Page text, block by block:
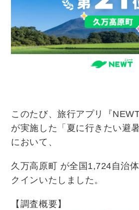
このたび、旅行アプリ『
が実施した「夏に行きたい避
において、
久万高原町 が全国 1,724自治
クインいたしました。
【調査概要】